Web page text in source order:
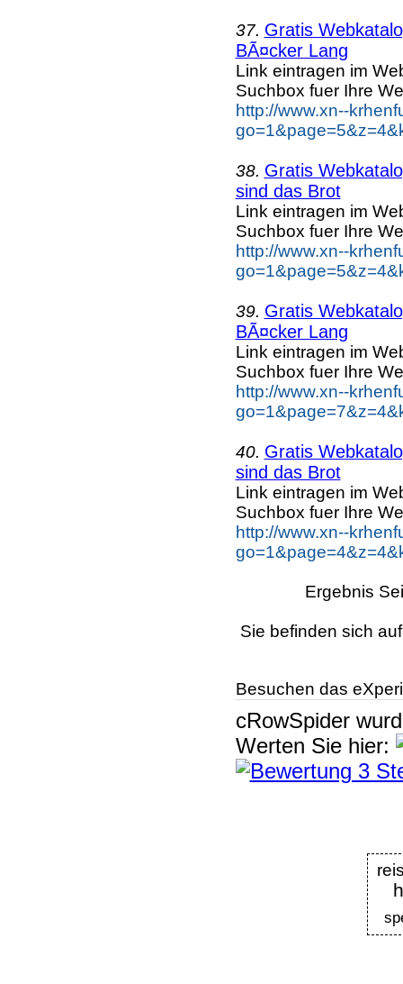
37. Gratis
BÃ¤cker Lang
Link eintragen im
Suchbox fuer Ihre
http://www.xn--
38. Gratis
sind das Brot
Link eintragen im
Suchbox fuer Ihre
http://www.xn--
39. Gratis
BÃ¤cker Lang
Link eintragen im
Suchbox fuer Ihre
http://www.xn--
40. Gratis
sind das Brot
Link eintragen im
Suchbox fuer Ihre
http://www.xn--
Ergebnis
Sie befinden sich
Besuchen das
cRowSpider
Werten Sie hier: